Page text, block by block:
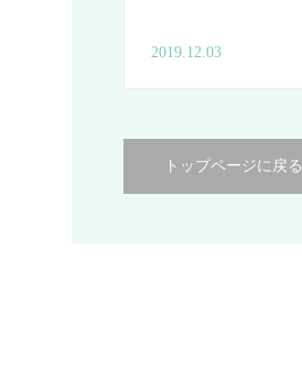
2019.12.03
トップページに戻る